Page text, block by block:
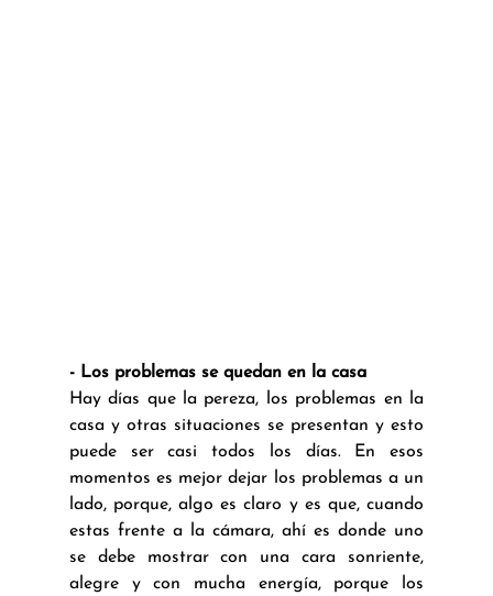
- Los problemas se quedan en la casa
Hay días que la pereza, los problemas en la
casa y otras situaciones se presentan y esto
puede ser casi todos los días. En esos
momentos es mejor dejar los problemas a un
lado, porque, algo es claro y es que, cuando
estas frente a la cámara, ahí es donde uno
se debe mostrar con una cara sonriente,
alegre y con mucha energía, porque los